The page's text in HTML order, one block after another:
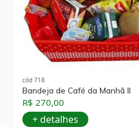
cód 718
Bandeja de Café da Manhã II
R$ 270,00
+ detalhes